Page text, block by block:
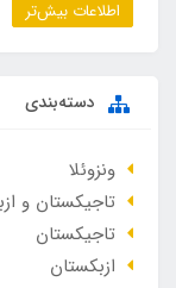
اطلاعات بیش‌تر
دسته‌بندی
ونزوئلا
تاجیکستان و
تاجیکستان
ازبکستان